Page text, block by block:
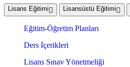
Lisans Eğitimi Lisansüstü Eğitimi
Eğitim-Öğretim Planları
Ders İçerikleri
Lisans Sınav Yönetmeliği